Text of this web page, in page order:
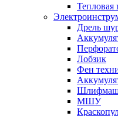
Тепловая
Дрель
Лобзик
Фен
МШУ